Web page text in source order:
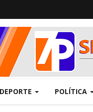
DEPORTE POLÍTICA